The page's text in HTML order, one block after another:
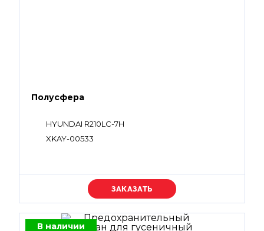
Полусфера
HYUNDAI R210LC-7H
XKAY-00533
Уточняйте цену
В наличии